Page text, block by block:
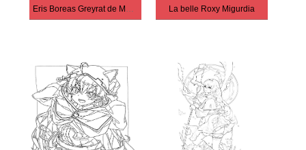
Eris Boreas Greyrat de Mushoku Tensei La belle Roxy Migurdia